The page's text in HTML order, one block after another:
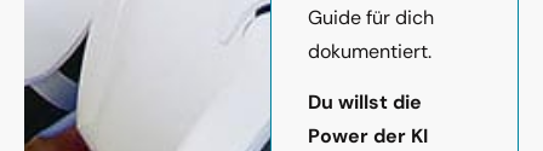
Guide für dich
dokumentiert.
Du willst die
Power der KI